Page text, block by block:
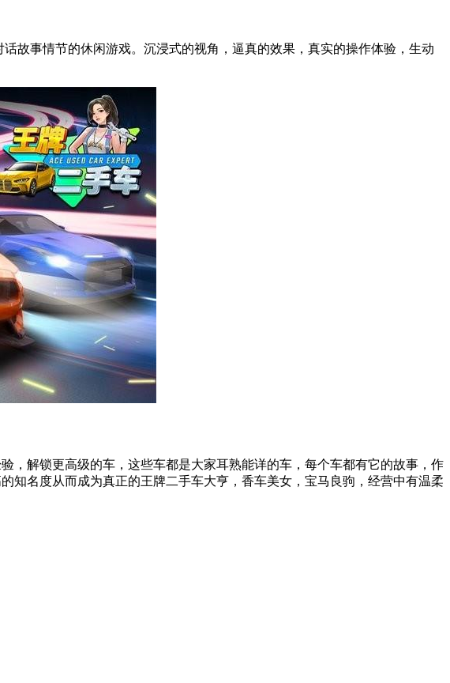
故事情节的休闲游戏。沉浸式的视角，逼真的效果，真实的操作体验，生动
，解锁更高级的车，这些车都是大家耳熟能详的车，每个车都有它的故事，作
知名度从而成为真正的王牌二手车大亨，香车美女，宝马良驹，经营中有温柔